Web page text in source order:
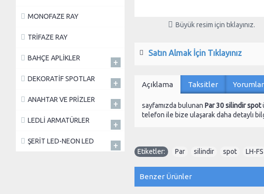
MONOFAZE RAY
TRİFAZE RAY
BAHÇE APLİKLER +
DEKORATİF SPOTLAR +
ANAHTAR VE PRİZLER +
LEDLİ ARMATÜRLER +
ŞERİT LED-NEON LED +
Büyük resim için tıklayınız.
Satın Almak İçin Tıklayınız
Açıklama Taksitler Yorumlar
sayfamızda bulunan Par 30 silindir spot
telefon ile bize ulaşarak daha detaylı
Etiketler: Par silindir spot LH-FS
Benzer Ürünler